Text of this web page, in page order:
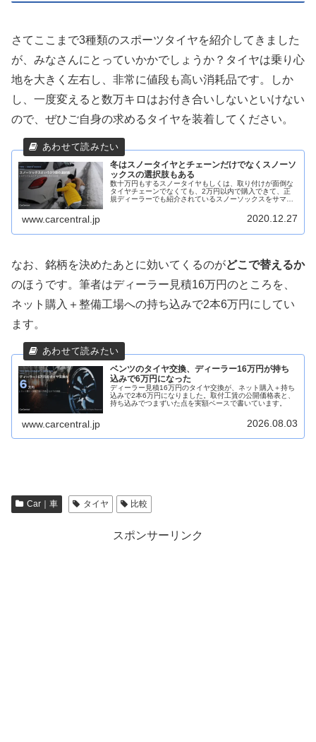
さてここまで3種類のスポーツタイヤを紹介してきました
が、みなさんにとっていかかでしょうか？タイヤは乗り心
地を大きく左右し、非常に値段も高い消耗品です。しか
し、一度変えると数万キロはお付き合いしないといけない
ので、ぜひご自身の求めるタイヤを装着してください。
冬はスノータイヤとチェーンだけでなくスノーソ
ックスの選択肢もある
数十万円もするスノータイヤもしくは、取り付けが面倒な
タイヤチェーンでなくても、2万円以内で購入できて、正
規ディーラーでも紹介されているスノーソックスをサマー
もなく快適に走れる優れものをレビューします。
www.carcentral.jp 2020.12.27
なお、銘柄を決めたあとに効いてくるのがどこで替えるか
のほうです。筆者はディーラー見積16万円のところを、
ネット購入＋整備工場への持ち込みで2本6万円にしてい
ます。
ベンツのタイヤ交換、ディーラー16万円が持ち
込みで6万円になった
ディーラー見積16万円のタイヤ交換が、ネット購入＋持ち
込みで2本6万円になりました。取付工賃の公開価格表と、
持ち込みでつまずいた点を実額ベースで書いています。
www.carcentral.jp 2026.08.03
Car｜車 タイヤ 比較
スポンサーリンク